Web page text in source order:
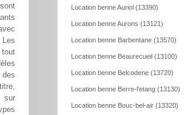
Location benne Auriol (13390)
Location benne Aurons (13121)
Location benne Barbentane (13570)
Location benne Beaurecueil (13100)
Location benne Belcodene (13720)
Location benne Berre-l'etang (13130)
Location benne Bouc-bel-air (13320)